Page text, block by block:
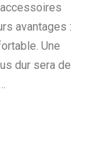
avantages :
Une
dur sera de